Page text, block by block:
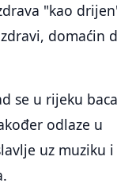
"kao
domaćin
se u rijeku
odlaze u
uz muziku i